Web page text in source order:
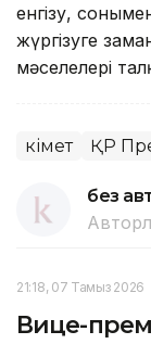
енгізу,
жүргізуге
мәселелері
Үкімет ҚР
без
21:18, 07 Тамыз 2026
Вице-